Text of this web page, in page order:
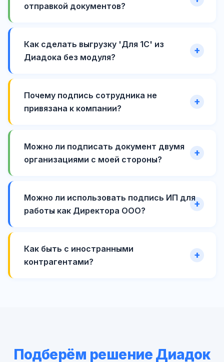
отправкой документов?
Как сделать выгрузку 'Для 1С' из
Диадока без модуля?
Почему подпись сотрудника не
привязана к компании?
Можно ли подписать документ двумя
организациями с моей стороны?
Можно ли использовать подпись ИП для
работы как Директора ООО?
Как быть с иностранными
контрагентами?
Подберём решение Диадок